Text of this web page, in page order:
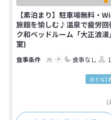
【素泊まり】駐車場無料・
旅館を愉しむ♪温泉で疲労回
ク和ベッドルーム「大正浪
室)
食事なし
おとな1
(